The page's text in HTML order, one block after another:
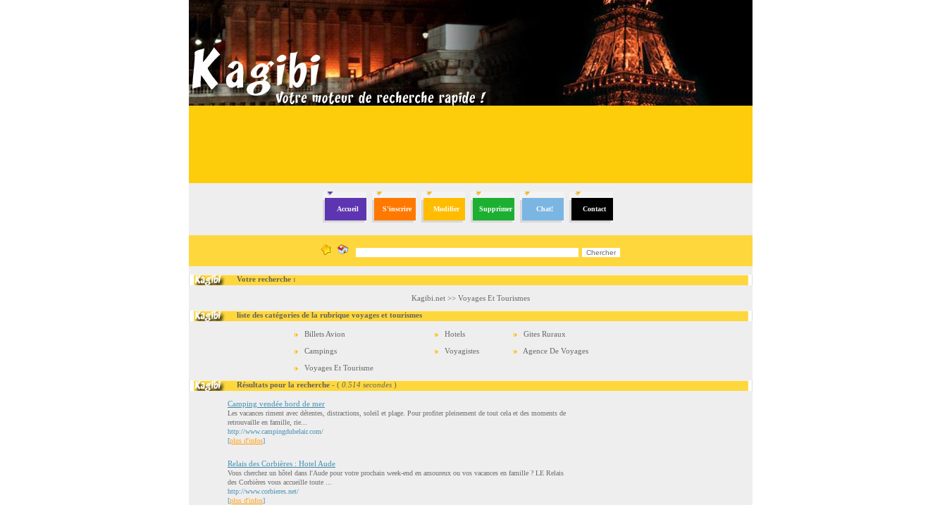
Accueil S'inscrire Modifier Supprimer Chat! Contact
Votre recherche :
Kagibi.net >> Voyages Et Tourismes
liste des catégories de la rubrique voyages et tourismes
Billets Avion Hotels
Gites Ruraux
Campings
Voyagistes
Agence De Voyages
Voyages Et Tourisme
Résultats pour la recherche - ( 0.514 secondes )
Camping vendée bord de mer
Les vacances riment avec détentes, distractions, soleil et plage. Pour profiter pleinement de tout cela et des moments de
retrouvaille en famille, rie...
http://www.campingdubelair.com/
[plus d'infos]
Relais des Corbières : Hotel Aude
Vous cherchez un hôtel dans l'Aude pour votre prochain week-end en amoureux ou vos vacances en famille ? LE Relais
des Corbières vous accueille toute ...
http://www.corbieres.net/
[plus d'infos]